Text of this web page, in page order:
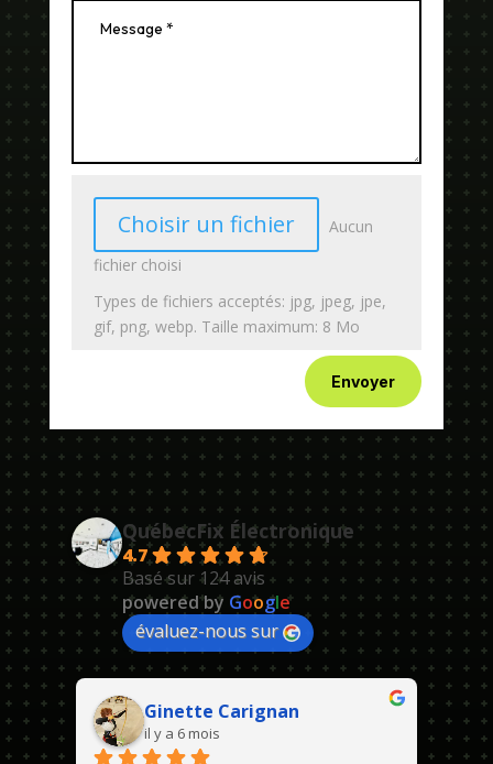
Choisir un fichier
Aucun
fichier choisi
Types de fichiers acceptés: jpg, jpeg, jpe,
gif, png, webp. Taille maximum: 8 Mo
Envoyer
QuébecFix Électronique
4.7
Basé sur 124 avis
powered by Google
évaluez-nous sur
Ginette Carignan
il y a 6 mois